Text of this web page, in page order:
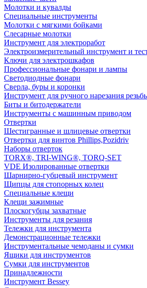
Молотки и кувалды
Специальные инструменты
Молотки с мягкими бойками
Слесарные молотки
Инструмент для электроработ
Электроизмерительный инструмент и
Ключи для электрошкафов
Профессиональные фонари и лампы
Светодиодные фонари
Сверла, буры и коронки
Инструмент для ручного нарезания
Биты и битодержатели
Инструменты с машинным приводом
Отвертки
Шестигранные и шлицевые отвертки
Отвертки для винтов Phillips,Pozidriv
Наборы отверток
TORX®, TRI-WING®, TORQ-SET
VDE Изолированные отвертки
Шарнирно-губцевый инструмент
Щипцы для стопорных колец
Специальные клещи
Клещи зажимные
Плоскогубцы захватные
Инструменты для резания
Тележки для инструмента
Демонстрационные тележки
Инструментальные чемоданы и сумки
Ящики для инструментов
Сумки для инструментов
Принадлежности
Инструмент Bessey